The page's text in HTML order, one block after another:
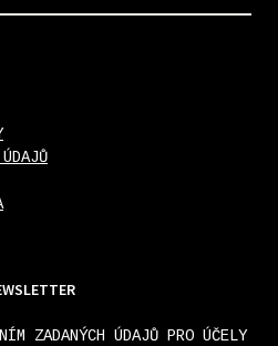
ZADANÝCH ÚDAJŮ PRO ÚČELY